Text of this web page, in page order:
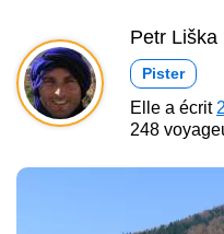
Petr Liška
Pister
Elle a écrit
248